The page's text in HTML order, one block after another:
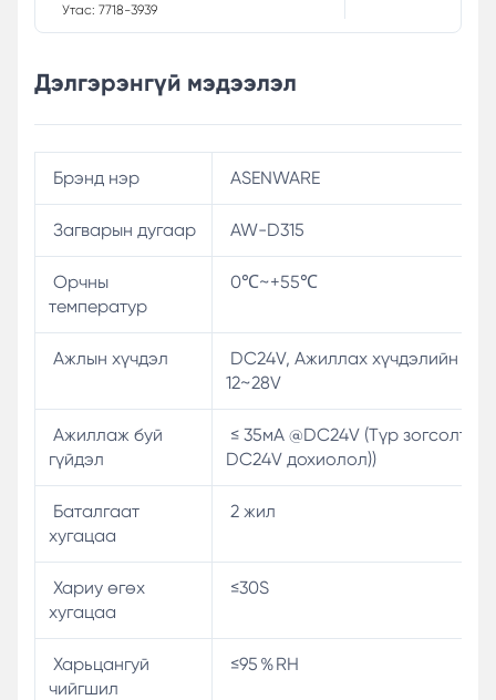
Утас: 7718-3939
Дэлгэрэнгүй мэдээлэл
Брэнд нэр ASENWARE
Загварын дугаар AW-D315
Орчны
температур
0℃~+55℃
Ажлын хүчдэл
DC24V, Ажиллах хүчдэлийн
12~28V
Ажиллаж буй
гүйдэл
≤ 35мА @DC24V (Түр зогсолт),
DC24V дохиолол))
Баталгаат
хугацаа
2 жил
Хариу өгөх
хугацаа
≤30S
Харьцангуй
чийгшил
≤95％RH